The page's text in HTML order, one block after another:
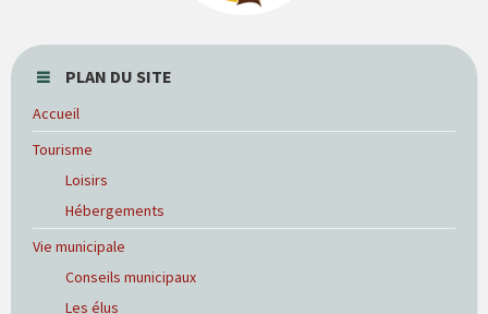
PLAN DU SITE
Accueil
Tourisme
Loisirs
Hébergements
Vie municipale
Conseils municipaux
Les élus